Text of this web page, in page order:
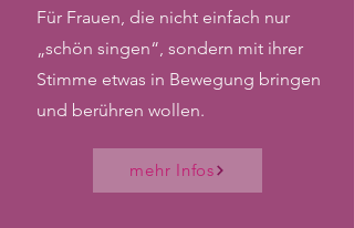
Für Frauen, die nicht einfach nur
„schön singen“, sondern mit ihrer
Stimme etwas in Bewegung bringen
und berühren wollen.
mehr Infos